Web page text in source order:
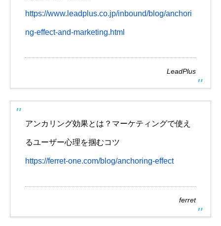
https://www.leadplus.co.jp/inbound/blog/anchori
ng-effect-and-marketing.html
LeadPlus
アンカリング効果とは？マーケティングで使え
るユーザー心理を掴むコツ
https://ferret-one.com/blog/anchoring-effect
ferret